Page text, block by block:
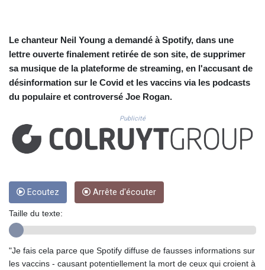
DOP 67.289164
DZD 152.967099
EGP 57.293288
ERN 17.342035
ETB 186.049588
FKP 0.8566
GBP 0.856968
GEL 3.017966
GIP 0.8566
GMD 84.980421
GTQ 8.794891
GYD 241.157003
HKD 9.067746
HNL 30.895616
Le chanteur Neil Young a demandé à Spotify, dans une
lettre ouverte finalement retirée de son site, de supprimer
sa musique de la plateforme de streaming, en l'accusant de
désinformation sur le Covid et les vaccins via les podcasts
du populaire et controversé Joe Rogan.
Publicité
Ecoutez Arrête d'écouter
Taille du texte:
"Je fais cela parce que Spotify diffuse de fausses informations sur
les vaccins - causant potentiellement la mort de ceux qui croient à